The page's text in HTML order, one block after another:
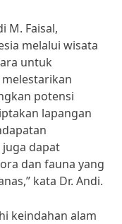
M. Faisal,
melalui wisata
untuk
potensi
lapangan
juga dapat
dan fauna yang
kata Dr. Andi.
keindahan alam